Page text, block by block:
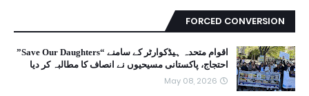
FORCED CONVERSION
اقوام متحدہ ہیڈکوارٹر کے سامنے “Save Our Daughters”
احتجاج، پاکستانی مسیحیوں نے انصاف کا مطالبہ کر دیا
May 08, 2026